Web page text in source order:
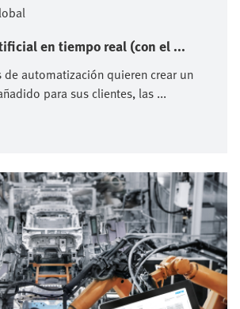
en tiempo real (con el ...
de automatización quieren crear un
para sus clientes, las ...